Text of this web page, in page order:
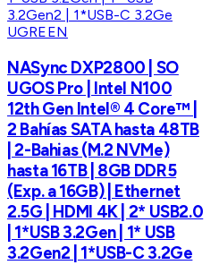
UGREEN
NASync DXP2800 | SO
UGOS Pro | Intel N100
12th Gen Intel® 4 Core™ |
2 Bahías SATA hasta 48TB
| 2-Bahias (M.2 NVMe)
hasta 16TB | 8GB DDR5
(Exp. a 16GB) | Ethernet
2.5G | HDMI 4K | 2* USB2.0
| 1*USB 3.2Gen | 1* USB
3.2Gen2 | 1*USB-C 3.2Ge